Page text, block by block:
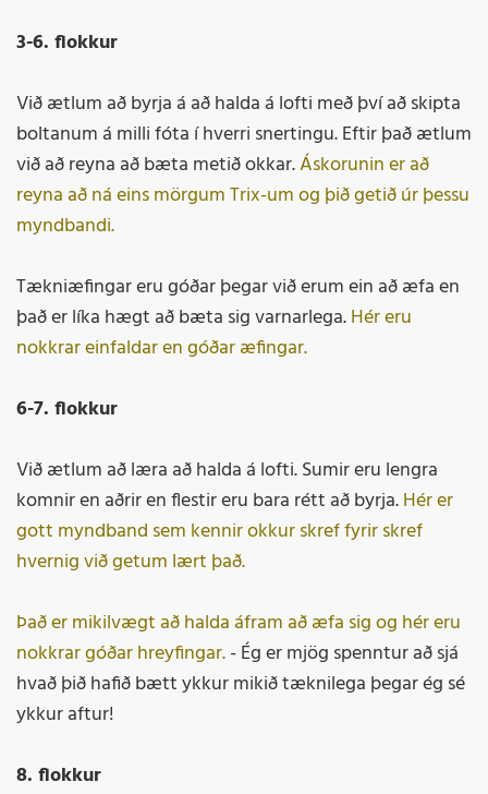
3-6. flokkur
Við ætlum að byrja á að halda á lofti með því að skipta
boltanum á milli fóta í hverri snertingu. Eftir það ætlum
við að reyna að bæta metið okkar.Áskorunin er að
reyna að ná eins mörgum Trix-um og þið getið úr þessu
myndbandi.
Tækniæfingar eru góðar þegar við erum ein að æfa en
það er líka hægt að bæta sig varnarlega.Hér eru
nokkrar einfaldar en góðar æfingar.
6-7. flokkur
Við ætlum að læra að halda á lofti. Sumir eru lengra
komnir en aðrir en flestir eru bara rétt að byrja.Hér er
gott myndband sem kennir okkur skref fyrir skref
hvernig við getum lært það.
Það er mikilvægt að halda áfram að æfa sig og hér eru
nokkrar góðar hreyfingar.- Ég er mjög spenntur að sjá
hvað þið hafið bætt ykkur mikið tæknilega þegar ég sé
ykkur aftur!
8. flokkur